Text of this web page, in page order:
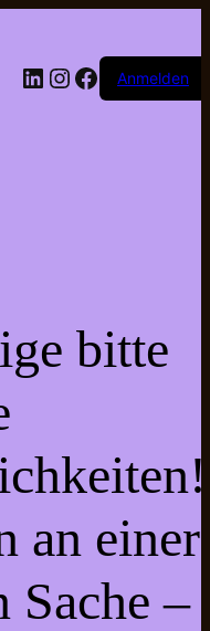
LinkedIn
Instagram
Facebook
Anmelden
bitte
an einer
Sache –